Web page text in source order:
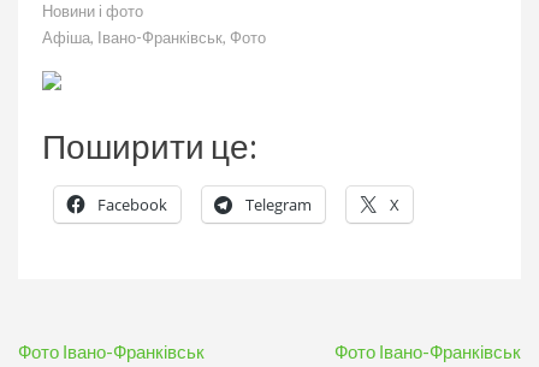
Новини і фото
Афіша, Івано-Франківськ, Фото
Поширити це:
Facebook Telegram X
Навігація
Фото Івано-Франківськ Фото Івано-Франківськ